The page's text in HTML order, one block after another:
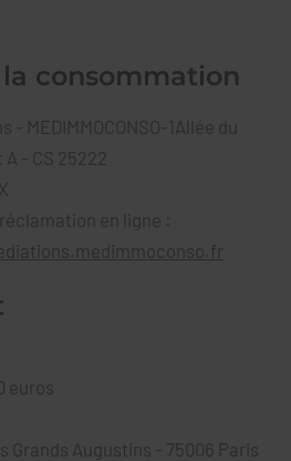
consommation
MEDIMMOCONSO-1Allée du
- CS 25222
en ligne :
euros
Grands Augustins - 75006 Paris